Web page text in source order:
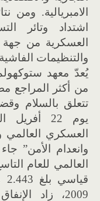
الامبريالية.
اشتداد وتائر
العسكرية من جهة
والتنظيمات
من أكثر المراجع
تتعلق بالسلام
يوم 22
العسكري العالمي
وانعدام الأمن”
العالمي للعام
2009، زاد